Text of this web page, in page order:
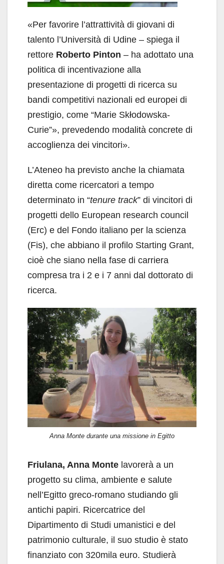
«Per favorire l’attrattività di giovani di
talento l’Università di Udine – spiega il
rettore Roberto Pinton – ha adottato una
politica di incentivazione alla
presentazione di progetti di ricerca su
bandi competitivi nazionali ed europei di
prestigio, come “Marie Skłodowska-
Curie”», prevedendo modalità concrete di
accoglienza dei vincitori».
L’Ateneo ha previsto anche la chiamata
diretta come ricercatori a tempo
determinato in “tenure track” di vincitori di
progetti dello European research council
(Erc) e del Fondo italiano per la scienza
(Fis), che abbiano il profilo Starting Grant,
cioè che siano nella fase di carriera
compresa tra i 2 e i 7 anni dal dottorato di
ricerca.
Anna Monte durante una missione in Egitto
Friulana, Anna Monte lavorerà a un
progetto su clima, ambiente e salute
nell’Egitto greco-romano studiando gli
antichi papiri. Ricercatrice del
Dipartimento di Studi umanistici e del
patrimonio culturale, il suo studio è stato
finanziato con 320mila euro. Studierà